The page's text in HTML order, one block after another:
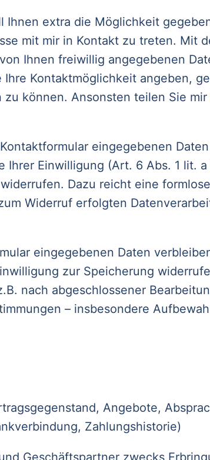
Ihnen extra die Möglichkeit
mit mir in Kontakt zu treten. Mit
Ihnen freiwillig angegebenen
Kontaktmöglichkeit angeben,
zu können. Ansonsten teilen Sie
eingegebenen
Ihrer Einwilligung (Art. 6 Abs. 1 lit. a
Dazu reicht eine
Widerruf erfolgten
eingegebenen Daten
zur Speicherung
nach abgeschlossener
– insbesondere
Angebote,
Zahlungshistorie)
Geschäftspartner zwecks